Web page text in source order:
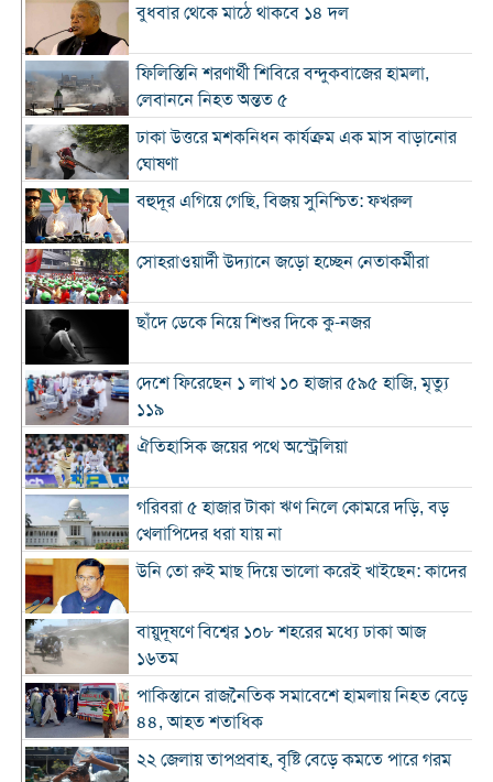
বুধবার থেকে মাঠে থাকবে ১৪ দল
ফিলিস্তিনি শরণার্থী শিবিরে বন্দুকবাজের হামলা,
লেবাননে নিহত অন্তত ৫
ঢাকা উত্তরে মশকনিধন কার্যক্রম এক মাস বাড়ানোর
ঘোষণা
বহুদূর এগিয়ে গেছি, বিজয় সুনিশ্চিত: ফখরুল
সোহরাওয়ার্দী উদ্যানে জড়ো হচ্ছেন নেতাকর্মীরা
ছাঁদে ডেকে নিয়ে শিশুর দিকে কু-নজর
দেশে ফিরেছেন ১ লাখ ১০ হাজার ৫৯৫ হাজি, মৃত্যু
১১৯
ঐতিহাসিক জয়ের পথে অস্ট্রেলিয়া
গরিবরা ৫ হাজার টাকা ঋণ নিলে কোমরে দড়ি, বড়
খেলাপিদের ধরা যায় না
উনি তো রুই মাছ দিয়ে ভালো করেই খাইছেন: কাদের
বায়ুদূষণে বিশ্বের ১০৮ শহরের মধ্যে ঢাকা আজ
১৬তম
পাকিস্তানে রাজনৈতিক সমাবেশে হামলায় নিহত বেড়ে
৪৪, আহত শতাধিক
২২ জেলায় তাপপ্রবাহ, বৃষ্টি বেড়ে কমতে পারে গরম